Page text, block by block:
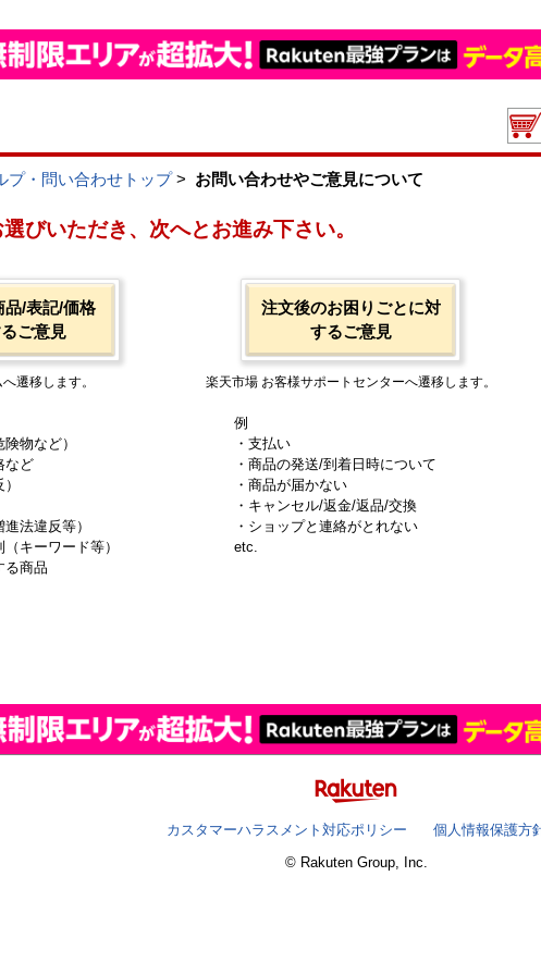
プ・問い合わせトップ> お問い合わせやご意見について
びいただき、次へとお進み下さい。
品/表記/価格
ご意見
遷移します。
物など）
など
進法違反等）
キーワード等）
る商品
注文後のお困りごとに対
するご意見
楽天市場 お客様サポートセンターへ遷移します。
例
・支払い
・商品の発送/到着日時について
・商品が届かない
・キャンセル/返金/返品/交換
・ショップと連絡がとれない
etc.
カスタマーハラスメント対応ポリシー
個人情報保護方
© Rakuten Group, Inc.